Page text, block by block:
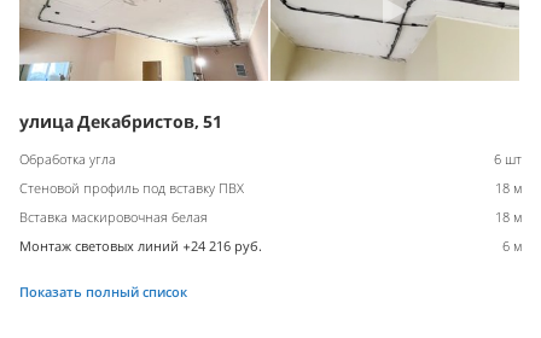
улица Декабристов, 51
Обработка угла
6 шт
Стеновой профиль под вставку ПВХ
18 м
Вставка маскировочная белая
18 м
Монтаж световых линий +24 216 руб.
6 м
Показать полный список